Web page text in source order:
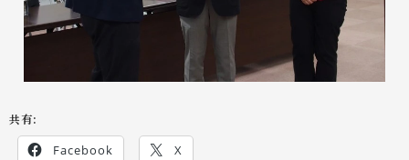
共有:
Facebook X